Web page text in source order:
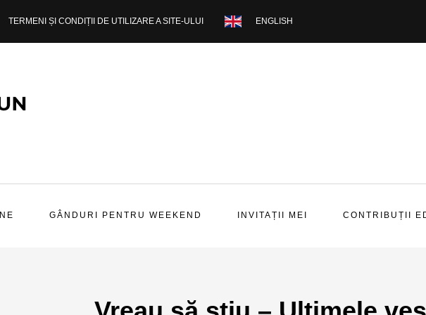
TERMENI ȘI CONDIȚII DE UTILIZARE A SITE-ULUI ENGLISH
GÂNDURI PENTRU WEEKEND INVITAȚII MEI CONTRIBUȚII